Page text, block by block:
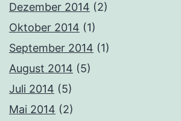
Dezember 2014 (2)
Oktober 2014 (1)
September 2014 (1)
August 2014 (5)
Juli 2014 (5)
Mai 2014 (2)